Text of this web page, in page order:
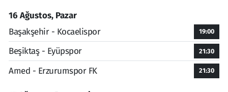
16 Ağustos, Pazar
Başakşehir - Kocaelispor
19:00
Beşiktaş - Eyüpspor 21:30
Amed - Erzurumspor FK 21:30